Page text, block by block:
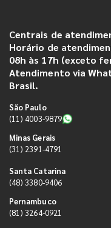
Centrais de
Horário de
08h às 17h (exceto
Atendimento via
Brasil.
São Paulo
(11) 4003-9879
Minas Gerais
(31) 2391-4791
Santa Catarina
(48) 3380-9406
Pernambuco
(81) 3264-0921